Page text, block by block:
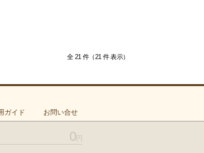
全 21 件（21 件 表示）
0円
ガイド お問い合せ